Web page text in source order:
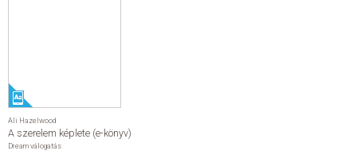
Ali Hazelwood
A szerelem képlete (e-könyv)
Dream válogatás